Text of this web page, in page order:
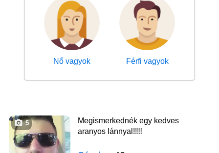
Nő vagyok Férfi vagyok
5
Megismerkednék egy kedves
aranyos lánnyal!!!!!